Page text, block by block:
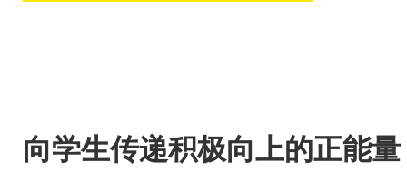
向学生传递积极向上的正能量